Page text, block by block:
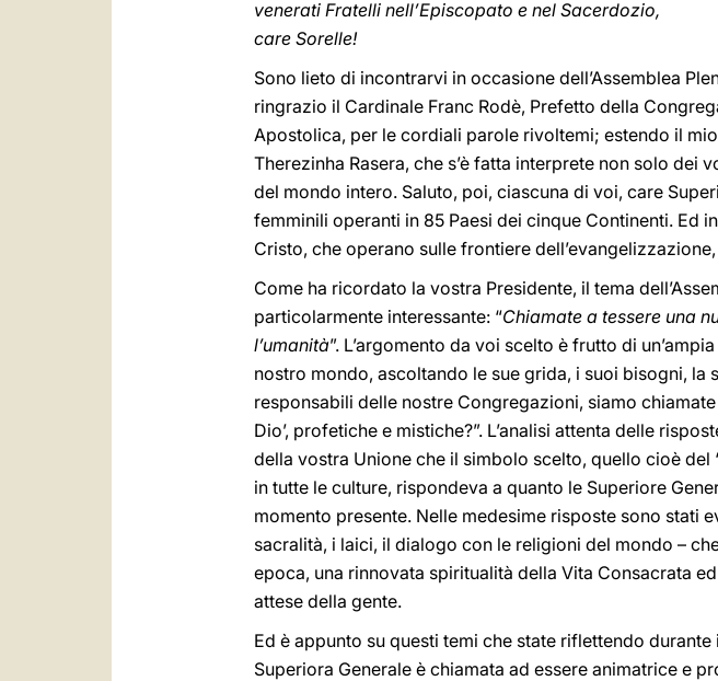
venerati Fratelli nell’Episcopato e nel Sacerdozio,
care Sorelle!
Sono lieto di incontrarvi in occasione dell’Assemblea
ringrazio il Cardinale Franc Rodè, Prefetto della
Apostolica, per le cordiali parole rivoltemi; estendo il
Therezinha Rasera, che s’è fatta interprete non solo
del mondo intero. Saluto, poi, ciascuna di voi, care
femminili operanti in 85 Paesi dei cinque Continenti. Ed
Cristo, che operano sulle frontiere
Come ha ricordato la vostra Presidente, il tema
particolarmente interessante: “Chiamate a tessere una
l’umanità”. L’argomento da voi scelto è frutto di
nostro mondo, ascoltando le sue grida, i suoi bisogni, la
responsabili delle nostre Congregazioni, siamo
Dio’, profetiche e mistiche?”. L’analisi attenta delle
della vostra Unione che il simbolo scelto, quello cioè del
in tutte le culture, rispondeva a quanto le Superiore
momento presente. Nelle medesime risposte sono stati
sacralità, i laici, il dialogo con le religioni del mondo –
epoca, una rinnovata spiritualità della Vita Consacrata
attese della gente.
Ed è appunto su questi temi che state riflettendo
Superiora Generale è chiamata ad essere animatrice e